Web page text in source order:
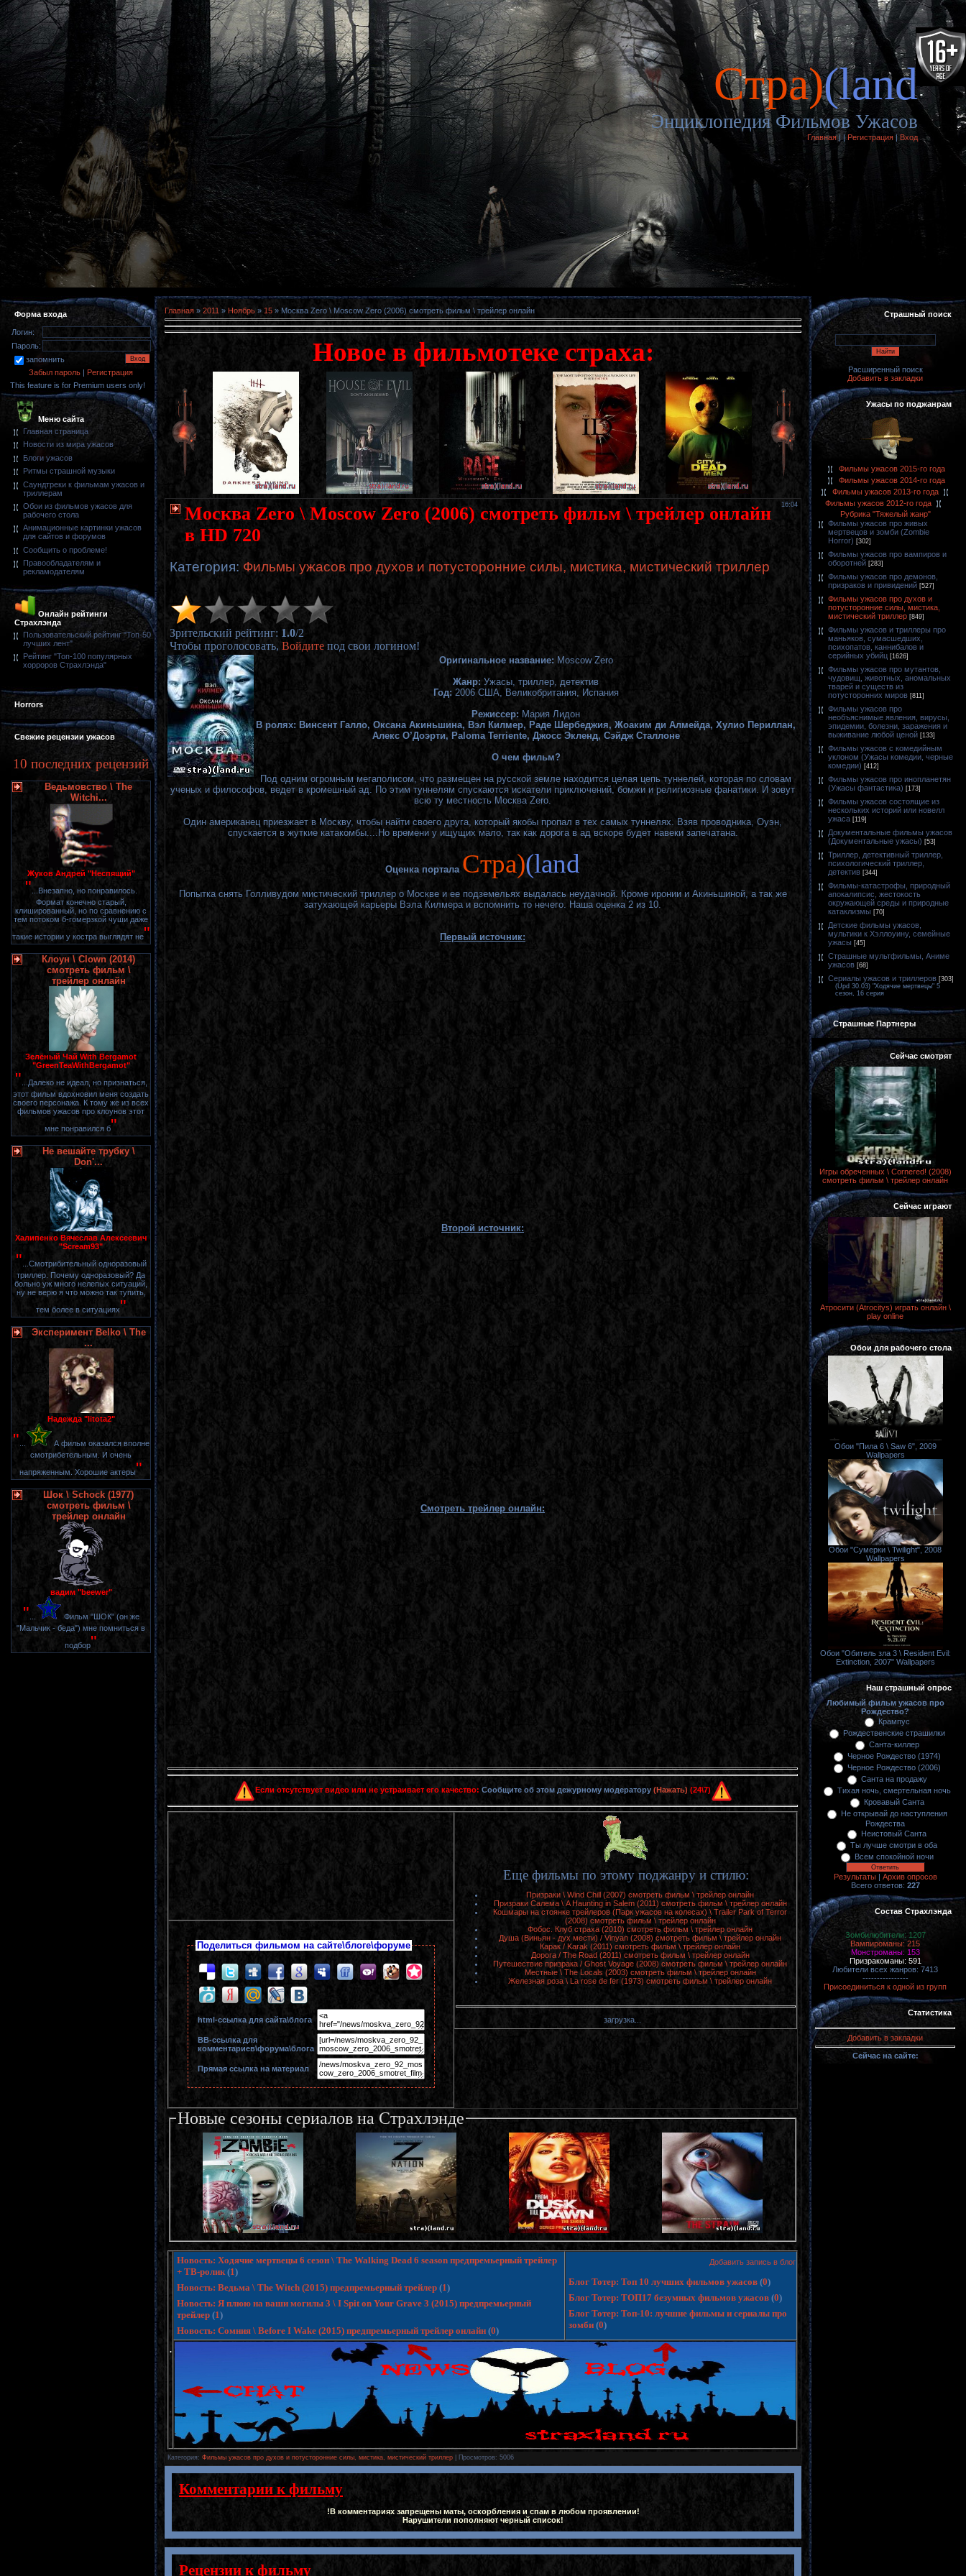
Cтра)(land
Энциклопедия Фильмов Ужасов
Главная| |Регистрация|Вход
Форма входа
Логин:
Пароль:
запомнить
Забыл пароль | Регистрация
This feature is for Premium users only!
Меню сайта
Главная страница
Новости из мира ужасов
Блоги ужасов
Ритмы страшной музыки
Саундтреки к фильмам ужасов и
триллерам
Обои из фильмов ужасов для
рабочего стола
Анимационные картинки ужасов
для сайтов и форумов
Сообщить о проблеме!
Правообладателям и
рекламодателям
Онлайн рейтинги
Страхлэнда
Пользовательский рейтинг "Топ-50
лучших лент"
Рейтинг "Топ-100 популярных
хорроров Страхлэнда"
Horrors
Свежие рецензии ужасов
10 последних рецензий
Ведьмовство \ The
Witchi...
Жуков Андрей "Неспящий"
" ...Внезапно, но понравилось.
Формат конечно старый,
клишированный, но по сравнению с
тем потоком б-гомерзкой чуши даже
такие истории у костра выглядят не"
Клоун \ Clown (2014)
смотреть фильм \
трейлер онлайн
Зелёный Чай With Bergamot
"GreenTeaWithBergamot"
" ...Далеко не идеал, но признаться,
этот фильм вдохновил меня создать
своего персонажа. К тому же из всех
фильмов ужасов про клоунов этот
мне понравился б"
Не вешайте трубку \
Don'...
Халипенко Вячеслав Алексеевич
"Scream93"
" ...Смотрибительный одноразовый
триллер. Почему одноразовый? Да
больно уж много нелепых ситуаций,
ну не верю я что можно так тупить,
тем более в ситуациях"
Эксперимент Belko \ The
...
Надежда "litota2"
"
А фильм оказался вполне
смотрибетельным. И очень
напряженным. Хорошие актеры"
Шок \ Schock (1977)
смотреть фильм \
трейлер онлайн
вадим "beewer"
"
Фильм "ШОК" (он же
"Мальчик - беда") мне помниться в
подбор"
Главная » 2011 » Ноябрь » 15 » Москва Zero \ Moscow Zero (2006) смотреть фильм \ трейлер онлайн
Новое в фильмотеке страха:
16:04
Москва Zero \ Moscow Zero (2006) смотреть фильм \ трейлер онлайн
в HD 720
Категория: Фильмы ужасов про духов и потусторонние силы, мистика, мистический триллер
Зрительский рейтинг: 1.0/2
Чтобы проголосовать, Войдите под свои логином!
Оригинальное название:Moscow Zero
Жанр: Ужасы, триллер, детектив
Год: 2006 США, Великобритания, Испания
Режиссер: Мария Лидон
В ролях: Винсент Галло, Оксана Акиньшина, Вэл Килмер, Раде Шербеджия, Жоаким ди Алмейда, Хулио Периллан,
Алекс О’Доэрти, Paloma Terriente, Джосс Экленд, Сэйдж Сталлоне
О чем фильм?
Под одним огромным мегаполисом, что размещен на русской земле находится целая цепь туннелей, которая по словам
ученых и философов, ведет в кромешный ад. По этим туннелям спускаются искатели приключений, бомжи и религиозные фанатики. И зовут
всю ту местность Москва Zero.
Один американец приезжает в Москву, чтобы найти своего друга, который якобы пропал в тех самых туннелях. Взяв проводника, Оуэн,
спускается в жуткие катакомбы....Но времени у ищущих мало, так как дорога в ад вскоре будет навеки запечатана.
Оценка портала Cтра)(land
Попытка снять Голливудом мистический триллер о Москве и ее подземельях выдалась неудачной. Кроме иронии и Акиньшиной, а так же
затухающей карьеры Вэла Килмера и вспомнить то нечего. Наша оценка 2 из 10.
Первый источник:
Второй источник:
Смотреть трейлер онлайн:
Если отсутствует видео или не устраивает его качество: Сообщите об этом дежурному модератору (Нажать) (24\7)
Еще фильмы по этому поджанру и стилю:
Призраки \ Wind Chill (2007) смотреть фильм \ трейлер онлайн
Призраки Салема \ A Haunting in Salem (2011) смотреть фильм \ трейлер онлайн
Кошмары на стоянке трейлеров (Парк ужасов на колесах) \ Trailer Park of Terror
(2008) смотреть фильм \ трейлер онлайн
Фобос. Клуб страха (2010) смотреть фильм \ трейлер онлайн
Душа (Виньян - дух мести) / Vinyan (2008) смотреть фильм \ трейлер онлайн
Карак / Karak (2011) смотреть фильм \ трейлер онлайн
Дорога / The Road (2011) смотреть фильм \ трейлер онлайн
Путешествие призрака / Ghost Voyage (2008) смотреть фильм \ трейлер онлайн
Местные \ The Locals (2003) смотреть фильм \ трейлер онлайн
Железная роза \ La rose de fer (1973) смотреть фильм \ трейлер онлайн
загрузка...
Поделиться фильмом на сайте\блоге\форуме
html-cсылка для сайта\блога
BB-cсылка для
комментариев\форума\блога
Прямая ссылка на материал
Новые сезоны сериалов на Страхлэнде
.
Новость: Ходячие мертвецы 6 сезон \ The Walking Dead 6 season предпремьерный трейлер
+ ТВ-ролик (1)
Новость: Ведьма \ The Witch (2015) предпремьерный трейлер (1)
Новость: Я плюю на ваши могилы 3 \ I Spit on Your Grave 3 (2015) предпремьерный
трейлер (1)
Новость: Сомния \ Before I Wake (2015) предпремьерный трейлер онлайн (0)
Добавить запись в блог
Блог Тотер: Топ 10 лучших фильмов ужасов (0)
Блог Тотер: ТОП17 безумных фильмов ужасов (0)
Блог Тотер: Топ-10: лучшие фильмы и сериалы про
зомби (0)
Категория: Фильмы ужасов про духов и потусторонние силы, мистика, мистический триллер Просмотров: 5006
Комментарии к фильму
!В комментариях запрещены маты, оскорбления и спам в любом проявлении!
Нарушители пополняют черный список!
Рецензии к фильму
Страшный поиск
Расширенный поиск
Добавить в закладки
Ужасы по поджанрам
Фильмы ужасов 2015-го года
Фильмы ужасов 2014-го года
Фильмы ужасов 2013-го года
Фильмы ужасов 2012-го года
Рубрика "Тяжелый жанр"
Фильмы ужасов про живых
мертвецов и зомби (Zombie
Horror) [302]
Фильмы ужасов про вампиров и
оборотней [283]
Фильмы ужасов про демонов,
призраков и привидений [527]
Фильмы ужасов про духов и
потусторонние силы, мистика,
мистический триллер [849]
Фильмы ужасов и триллеры про
маньяков, сумасшедших,
психопатов, каннибалов и
серийных убийц [1626]
Фильмы ужасов про мутантов,
чудовищ, животных, аномальных
тварей и существ из
потусторонних миров [811]
Фильмы ужасов про
необъяснимые явления, вирусы,
эпидемии, болезни, заражения и
выживание любой ценой [133]
Фильмы ужасов с комедийным
уклоном (Ужасы комедии, черные
комедии) [412]
Фильмы ужасов про инопланетян
(Ужасы фантастика) [173]
Фильмы ужасов состоящие из
нескольких историй или новелл
ужаса [119]
Документальные фильмы ужасов
(Документальные ужасы) [53]
Триллер, детективный триллер,
психологический триллер,
детектив [344]
Фильмы-катастрофы, природный
апокалипсис, жестокость
окружающей среды и природные
катаклизмы [70]
Детские фильмы ужасов,
мультики к Хэллоуину, семейные
ужасы [45]
Страшные мультфильмы, Аниме
ужасов [68]
Сериалы ужасов и триллеров [303]
(Upd 30.03) "Ходячие мертвецы" 5
сезон, 16 серия
Страшные Партнеры
Сейчас смотрят
Игры обреченных \ Cornered! (2008)
смотреть фильм \ трейлер онлайн
Сейчас играют
Атросити (Atrocitys) играть онлайн \
play online
Обои для рабочего стола
Обои "Пила 6 \ Saw 6", 2009
Wallpapers
Обои "Сумерки \ Twilight", 2008
Wallpapers
Обои "Обитель зла 3 \ Resident Evil:
Extinction, 2007" Wallpapers
Наш страшный опрос
Любимый фильм ужасов про
Рождество?
Крампус
Рождественские страшилки
Санта-киллер
Черное Рождество (1974)
Черное Рождество (2006)
Санта на продажу
Тихая ночь, смертельная ночь
Кровавый Санта
Не открывай до наступления
Рождества
Неистовый Санта
Ты лучше смотри в оба
Всем спокойной ночи
Результаты| Архив опросов
Всего ответов: 227
Состав Страхлэнда
Зомбилюбители: 1207
Вампироманы: 215
Монстроманы: 153
Призракоманы: 591
Любители всех жанров: 7413
----------------
Присоединиться к одной из групп
Статистика
Добавить в закладки
Сейчас на сайте: